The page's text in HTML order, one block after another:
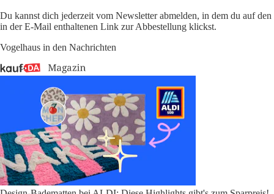
Du kannst dich jederzeit vom Newsletter abmelden, in dem du auf den
in der E-Mail enthaltenen Link zur Abbestellung klickst.
Vogelhaus in den Nachrichten